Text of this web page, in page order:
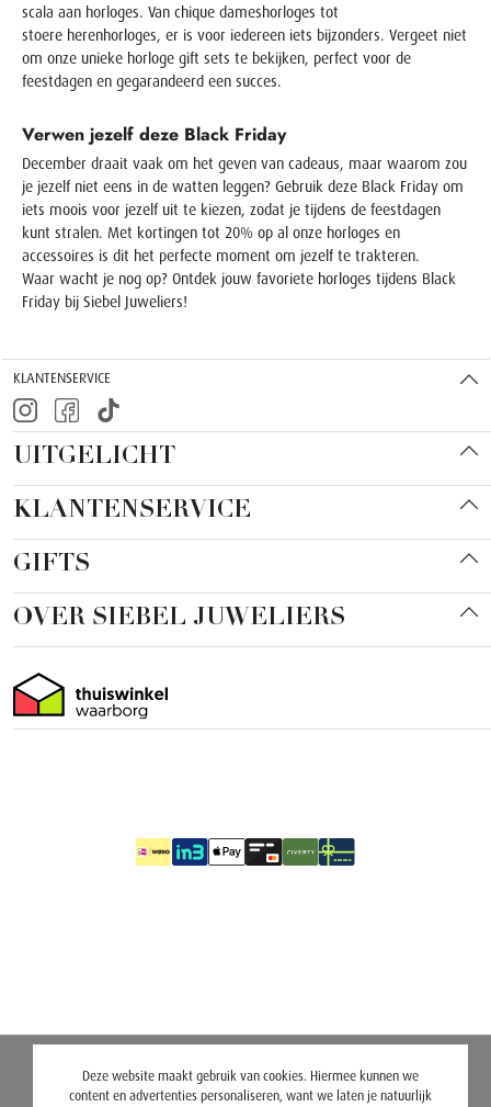
scala aan horloges. Van chique dameshorloges tot
stoere herenhorloges, er is voor iedereen iets bijzonders. Vergeet niet
om onze unieke horloge gift sets te bekijken, perfect voor de
feestdagen en gegarandeerd een succes.
Verwen jezelf deze Black Friday
December draait vaak om het geven van cadeaus, maar waarom zou
je jezelf niet eens in de watten leggen? Gebruik deze Black Friday om
iets moois voor jezelf uit te kiezen, zodat je tijdens de feestdagen
kunt stralen. Met kortingen tot 20% op al onze horloges en
accessoires is dit het perfecte moment om jezelf te trakteren.
Waar wacht je nog op? Ontdek jouw favoriete horloges tijdens Black
Friday bij Siebel Juweliers!
KLANTENSERVICE
UITGELICHT
KLANTENSERVICE
GIFTS
OVER SIEBEL JUWELIERS
Deze website maakt gebruik van cookies. Hiermee kunnen we
content en advertenties personaliseren, want we laten je natuurlijk